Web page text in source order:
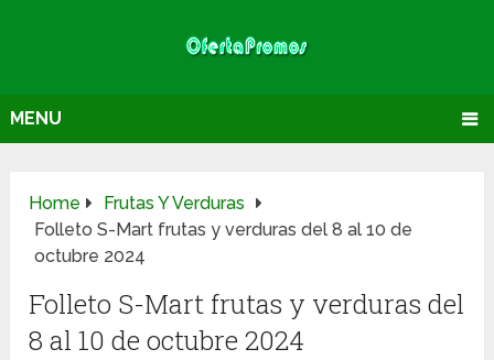
MENU
Home
Frutas Y Verduras
Folleto S-Mart frutas y verduras del 8 al 10 de
octubre 2024
Folleto S-Mart frutas y verduras del
8 al 10 de octubre 2024